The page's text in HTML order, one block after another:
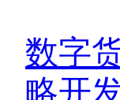
数字
略开